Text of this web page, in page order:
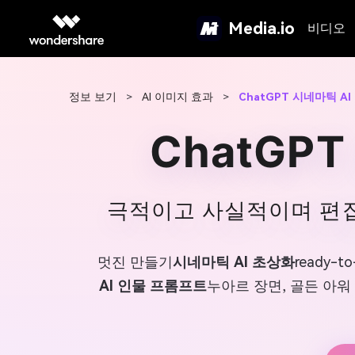
Media.io 비디오
정보 보기 > AI 이미지 효과 > ChatGPT 시네마틱 AI
ChatGPT
극적이고 사실적이며 편
멋진 만들기시네마틱 AI 초상화ready-
AI 인물 프롬프트누아르 장면, 골든 아